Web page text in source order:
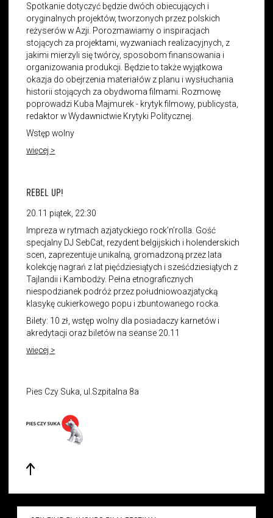
Spotkanie dotyczyć będzie dwóch obiecujących i
oryginalnych projektów, tworzonych przez polskich
reżyserów w Azji. Porozmawiamy o inspiracjach
stojących za projektami, wyzwaniach realizacyjnych, z
jakimi mierzyli się twórcy, sposobom finansowania i
organizowania produkcji. Będzie to także wyjątkowa
okazja do obejrzenia materiałów z planu i wysłuchania
historii stojących za obydwoma filmami. Rozmowę
poprowadzi Kuba Majmurek - krytyk filmowy, publicysta,
redaktor w Wydawnictwie Krytyki Politycznej.
Wstęp wolny
więcej >
REBEL UP!
20.11 piątek, 22:30
Impreza w rytmach azjatyckiego rock’n’rolla. Gość
specjalny DJ SebCat, rezydent belgijskich i holenderskich
scen, zaprezentuje unikalną, gromadzoną przez lata
kolekcję nagrań z lat pięćdziesiątych i sześćdziesiątych z
Tajlandii i Kambodży. Pełna etnograficznych
niespodzianek podróż przez południowoazjatycką
klasykę cukierkowego popu i zbuntowanego rocka.
Bilety: 10 zł, wstęp wolny dla posiadaczy karnetów i
akredytacji oraz biletów na seanse 20.11
więcej >
Pies Czy Suka, ul.Szpitalna 8a